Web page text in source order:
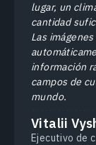
lugar, un
cantidad
Las
información
campos de
mundo.
Vitalii
Ejecutivo de